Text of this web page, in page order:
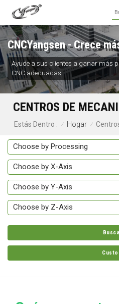
CNCYangsen - Crece
Ayude a sus clientes a ganar más
CNC adecuadas.
CENTROS DE
Estás Dentro : / Hogar /